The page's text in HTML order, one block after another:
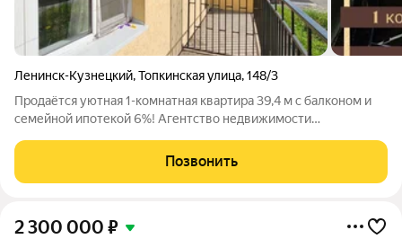
Ленинск-Кузнецкий,Топкинская улица,148/3
Продаётся уютная 1-комнатная квартира 39,4 м с балконом и
семейной ипотекой 6%! Агентство недвижимости
Адрес: ул. Топкинская, д. 148/3. Площадь: 39,4 м (кухня 9 м,
просторная комната, балкон).
Позвонить
2 300 000 ₽